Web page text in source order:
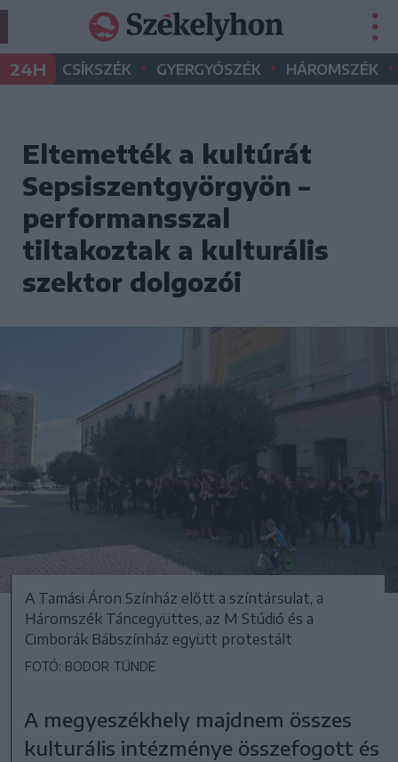
24H CSÍKSZÉK • GYERGYÓSZÉK • HÁROMSZÉK •
Eltemették a kultúrát
Sepsiszentgyörgyön –
performansszal
tiltakoztak a kulturális
szektor dolgozói
A Tamási Áron Színház előtt a színtársulat, a
Háromszék Táncegyüttes, az M Stúdió és a
Cimborák Bábszínház együtt protestált
FOTÓ: BODOR TÜNDE
A megyeszékhely majdnem összes
kulturális intézménye összefogott és